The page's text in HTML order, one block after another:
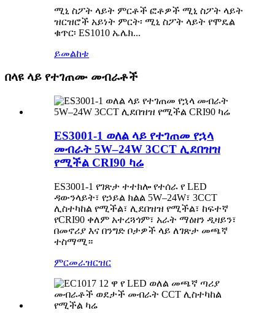
ሚኒ ስፖት ላይት ምርቶች ፎቶዎች ሚኒ ስፖት ላይት
ዝርዝሮች አይነት ምርት፡ ሚኒ ስፖት ላይት የሞዴል
ቁጥር፡ ES1010 ኤሌክ...
ይመልከቱ
በላዩ ላይ የተገጠሙ መብራቶች
ES3001-1 ወለል ላይ የተገጠመ የኋላ
መብራት 5W–24W 3CCT ሊደበዝዝ
የሚችል CRI90 ካሬ
ES3001-1 የገጽታ ተተክሎ የተሰራ የ LED
ዳውንላይት፣ የኃይል ክልል 5W–24W፣ 3CCT
ሊስተካከል የሚችል፣ ሊደበዝዝ የሚችል፣ ከፍተኛ
የCRI90 ቀለም አተረጓጎም፣ አራት ማዕዘን ዲዛይን፣
በመኖሪያ እና በንግድ ቦታዎች ላይ ለገጽታ መጫኛ
ተስማሚ።
ምርመራዝርዝር